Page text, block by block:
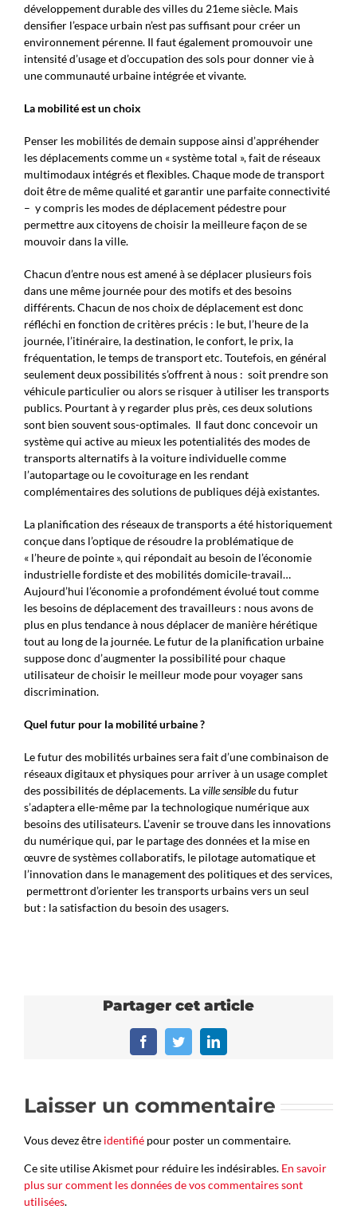
développement durable des villes du 21eme siècle. Mais
densifier l’espace urbain n’est pas suffisant pour créer un
environnement pérenne. Il faut également promouvoir une
intensité d’usage et d’occupation des sols pour donner vie à
une communauté urbaine intégrée et vivante.
La mobilité est un choix
Penser les mobilités de demain suppose ainsi d’appréhender
les déplacements comme un « système total », fait de réseaux
multimodaux intégrés et flexibles. Chaque mode de transport
doit être de même qualité et garantir une parfaite connectivité
– y compris les modes de déplacement pédestre pour
permettre aux citoyens de choisir la meilleure façon de se
mouvoir dans la ville.
Chacun d’entre nous est amené à se déplacer plusieurs fois
dans une même journée pour des motifs et des besoins
différents. Chacun de nos choix de déplacement est donc
réfléchi en fonction de critères précis : le but, l’heure de la
journée, l’itinéraire, la destination, le confort, le prix, la
fréquentation, le temps de transport etc. Toutefois, en général
seulement deux possibilités s’offrent à nous : soit prendre son
véhicule particulier ou alors se risquer à utiliser les transports
publics. Pourtant à y regarder plus près, ces deux solutions
sont bien souvent sous-optimales. Il faut donc concevoir un
système qui active au mieux les potentialités des modes de
transports alternatifs à la voiture individuelle comme
l’autopartage ou le covoiturage en les rendant
complémentaires des solutions de publiques déjà existantes.
La planification des réseaux de transports a été historiquement
conçue dans l’optique de résoudre la problématique de
« l’heure de pointe », qui répondait au besoin de l’économie
industrielle fordiste et des mobilités domicile-travail…
Aujourd’hui l’économie a profondément évolué tout comme
les besoins de déplacement des travailleurs : nous avons de
plus en plus tendance à nous déplacer de manière hérétique
tout au long de la journée. Le futur de la planification urbaine
suppose donc d’augmenter la possibilité pour chaque
utilisateur de choisir le meilleur mode pour voyager sans
discrimination.
Quel futur pour la mobilité urbaine ?
Le futur des mobilités urbaines sera fait d’une combinaison de
réseaux digitaux et physiques pour arriver à un usage complet
des possibilités de déplacements. Laville sensibledu futur
s’adaptera elle-même par la technologique numérique aux
besoins des utilisateurs. L’avenir se trouve dans les innovations
du numérique qui, par le partage des données et la mise en
œuvre de systèmes collaboratifs, le pilotage automatique et
l’innovation dans le management des politiques et des services,
permettront d’orienter les transports urbains vers un seul
but : la satisfaction du besoin des usagers.
Partager cet article
FacebookTwitterLinkedIn
Laisser un commentaire
Vous devez être identifié pour poster un commentaire.
Ce site utilise Akismet pour réduire les indésirables. En savoir
plus sur comment les données de vos commentaires sont
utilisées.